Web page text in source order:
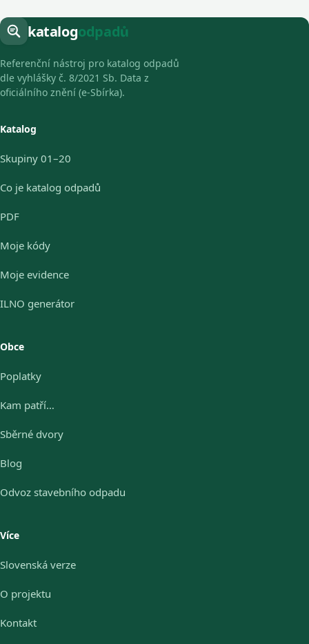
katalogodpadů
Referenční nástroj pro katalog odpadů
dle vyhlášky č. 8/2021 Sb. Data z
oficiálního znění (e-Sbírka).
Katalog
Skupiny 01–20
Co je katalog odpadů
PDF
Moje kódy
Moje evidence
ILNO generátor
Obce
Poplatky
Kam patří…
Sběrné dvory
Blog
Odvoz stavebního odpadu
Více
Slovenská verze
O projektu
Kontakt